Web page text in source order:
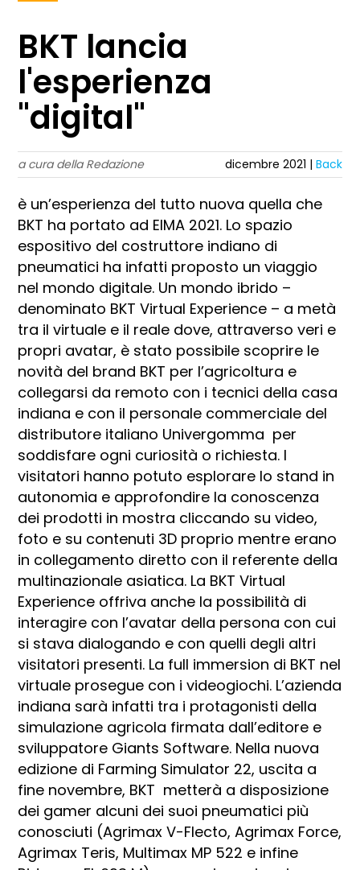
BKT lancia
l'esperienza
"digital"
a cura della Redazione dicembre 2021 | Back
è un’esperienza del tutto nuova quella che
BKT ha portato ad EIMA 2021. Lo spazio
espositivo del costruttore indiano di
pneumatici ha infatti proposto un viaggio
nel mondo digitale. Un mondo ibrido –
denominato BKT Virtual Experience – a metà
tra il virtuale e il reale dove, attraverso veri e
propri avatar, è stato possibile scoprire le
novità del brand BKT per l’agricoltura e
collegarsi da remoto con i tecnici della casa
indiana e con il personale commerciale del
distributore italiano Univergomma per
soddisfare ogni curiosità o richiesta. I
visitatori hanno potuto esplorare lo stand in
autonomia e approfondire la conoscenza
dei prodotti in mostra cliccando su video,
foto e su contenuti 3D proprio mentre erano
in collegamento diretto con il referente della
multinazionale asiatica. La BKT Virtual
Experience offriva anche la possibilità di
interagire con l’avatar della persona con cui
si stava dialogando e con quelli degli altri
visitatori presenti. La full immersion di BKT nel
virtuale prosegue con i videogiochi. L’azienda
indiana sarà infatti tra i protagonisti della
simulazione agricola firmata dall’editore e
sviluppatore Giants Software. Nella nuova
edizione di Farming Simulator 22, uscita a
fine novembre, BKT metterà a disposizione
dei gamer alcuni dei suoi pneumatici più
conosciuti (Agrimax V-Flecto, Agrimax Force,
Agrimax Teris, Multimax MP 522 e infine